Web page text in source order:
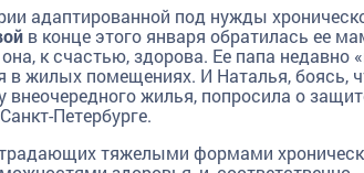
адаптированной под нужды
в конце этого января обратилась ее
к счастью, здорова. Ее папа недавно
в жилых помещениях. И Наталья, боясь,
жилья, попросила о
Петербурге.
тяжелыми формами